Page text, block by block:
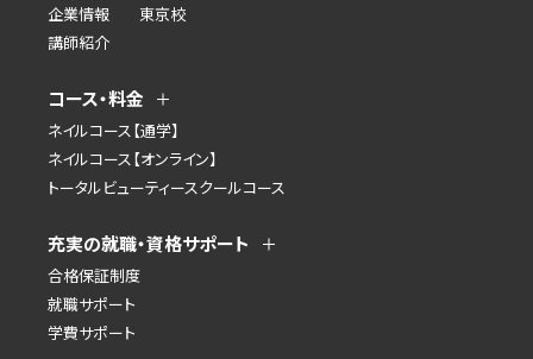
企業情報
講師紹介
東京校
コース・料金
ネイルコース【通学】
ネイルコース【オンライン】
トータルビューティースクールコース
充実の就職・資格サポート
合格保証制度
就職サポート
学費サポート